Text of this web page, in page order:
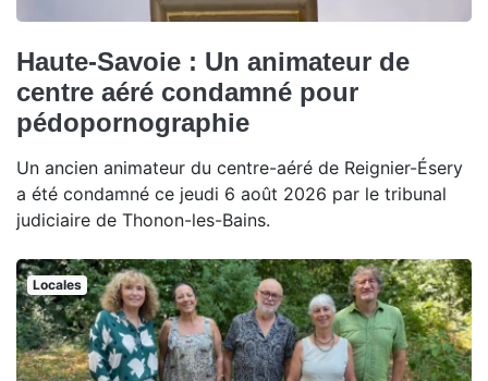
Haute-Savoie : Un animateur de
centre aéré condamné pour
pédopornographie
Un ancien animateur du centre-aéré de Reignier-Ésery
a été condamné ce jeudi 6 août 2026 par le tribunal
judiciaire de Thonon-les-Bains.
Locales